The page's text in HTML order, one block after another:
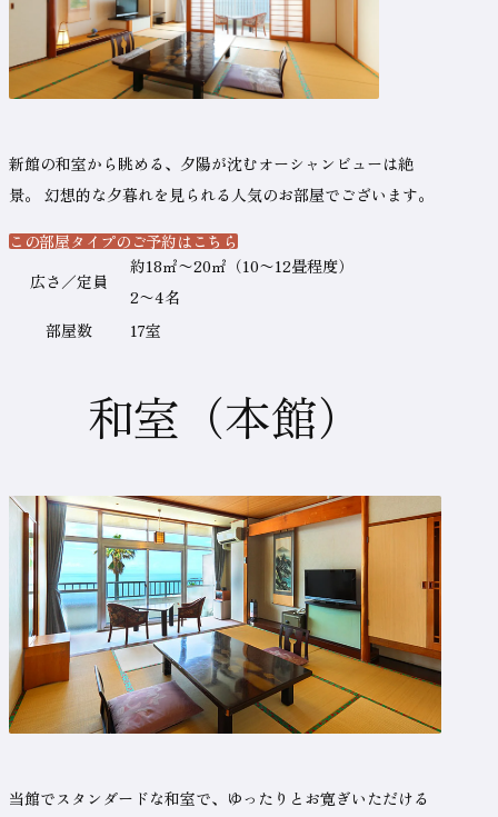
新館の和室から眺める、夕陽が沈むオーシャンビューは絶
景。
幻想的な夕暮れを見られる人気のお部屋でございます。
この部屋タイプのご予約はこちら（新しいタブで開きます）
広さ／定員
約18㎡〜20㎡（10〜12畳程度）
2〜4名
部屋数
17室
和室（本館）
当館でスタンダードな和室で、ゆったりとお寛ぎいただける